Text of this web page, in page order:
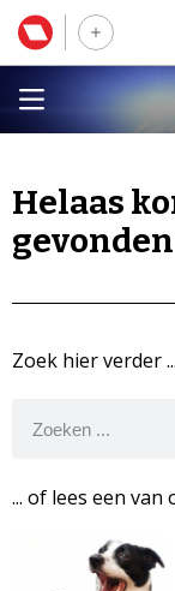
Helaas
Zoek hier verder
... of lees een